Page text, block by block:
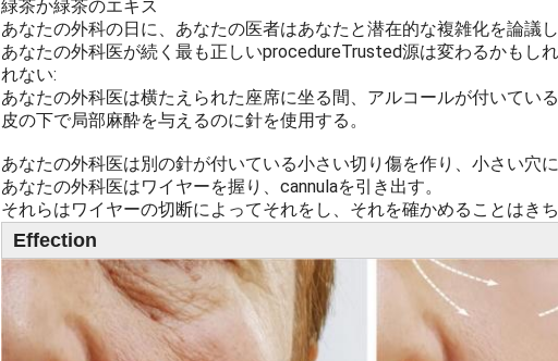
緑茶か緑茶のエキス
あなたの外科の日に、あなたの医者はあなたと潜在的な複雑化を論議
あなたの外科医が続く最も正しいprocedureTrusted源は変わるかもし
れない:
あなたの外科医は横たえられた座席に坐る間、アルコールが付いてい
皮の下で局部麻酔を与えるのに針を使用する。
あなたの外科医は別の針が付いている小さい切り傷を作り、小さい穴
あなたの外科医はワイヤーを握り、cannulaを引き出す。
それらはワイヤーの切断によってそれをし、それを確かめることはきち
Effection